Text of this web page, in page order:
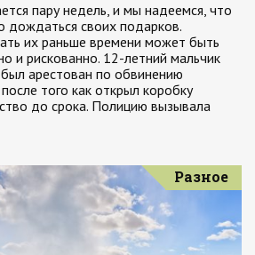
пару недель, и мы надеемся, что
дождаться своих подарков.
их раньше времени может быть
и рискованно. 12-летний мальчик
арестован по обвинению
того как открыл коробку
до срока. Полицию вызывала
Разное